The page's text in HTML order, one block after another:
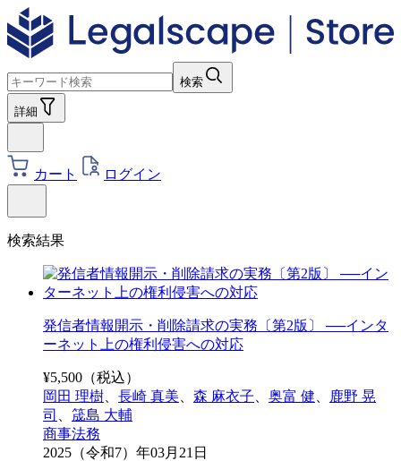
検索
詳細
カート ログイン
検索結果
発信者情報開示・削除請求の実務〔第2版〕 ──インタ
ーネット上の権利侵害への対応
¥5,500 （税込）
岡田 理樹
長崎 真美 森 麻衣子 奥富 健
鹿野 晃
司
筬島 大輔
商事法務
2025（令和7）年03月21日